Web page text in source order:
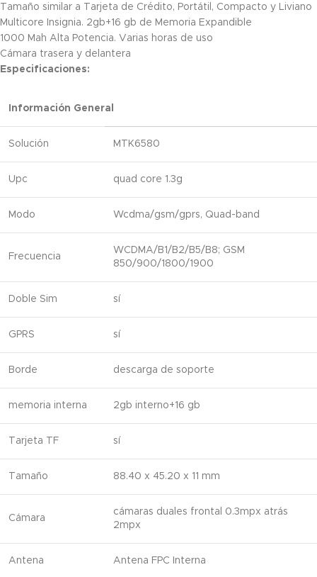
Tamaño similar a Tarjeta de Crédito, Portátil, Compacto y Liviano
Multicore Insignia. 2gb+16 gb de Memoria Expandible
1000 Mah Alta Potencia. Varias horas de uso
Cámara trasera y delantera
Especificaciones:
Información General
Solución MTK6580
Upc quad core 1.3g
Modo Wcdma/gsm/gprs, Quad-band
Frecuencia
WCDMA/B1/B2/B5/B8; GSM
850/900/1800/1900
Doble Sim sí
GPRS sí
Borde descarga de soporte
memoria interna 2gb interno+16 gb
Tarjeta TF sí
Tamaño 88.40 x 45.20 x 11 mm
Cámara
cámaras duales frontal 0.3mpx atrás
2mpx
Antena Antena FPC Interna